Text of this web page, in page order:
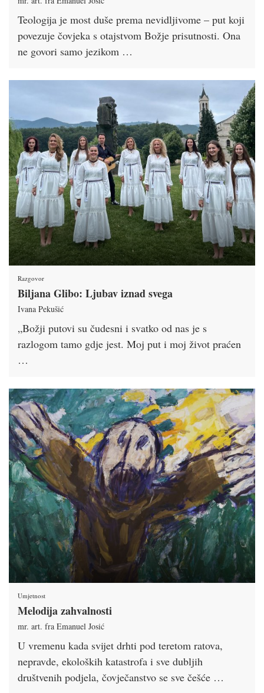
Teologija je most duše prema nevidljivome – put koji
povezuje čovjeka s otajstvom Božje prisutnosti. Ona
ne govori samo jezikom …
Razgovor
Biljana Glibo: Ljubav iznad svega
Ivana Pekušić
„Božji putovi su čudesni i svatko od nas je s
razlogom tamo gdje jest. Moj put i moj život praćen
…
Umjetnost
Melodija zahvalnosti
mr. art. fra Emanuel Josić
U vremenu kada svijet drhti pod teretom ratova,
nepravde, ekoloških katastrofa i sve dubljih
društvenih podjela, čovječanstvo se sve češće …